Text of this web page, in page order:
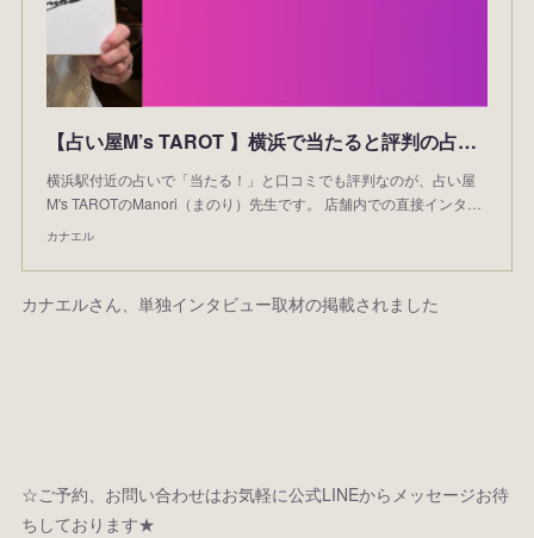
【占い屋M’s TAROT 】横浜で当たると評判の占い師・Manori先生に独占インタビュー
横浜駅付近の占いで「当たる！」と口コミでも評判なのが、占い屋
M's TAROTのManori（まのり）先生です。 店舗内での直接インタ…
カナエル
カナエルさん、単独インタビュー取材の掲載されました
☆ご予約、お問い合わせはお気軽に公式LINEからメッセージお待
ちしております★